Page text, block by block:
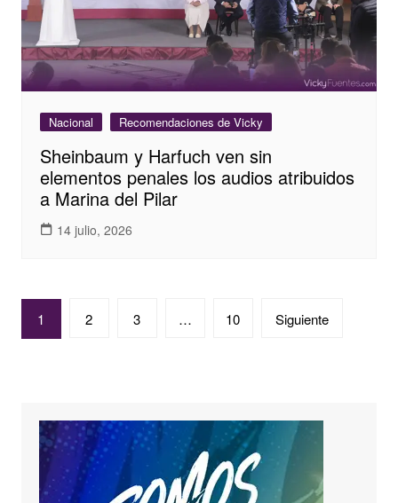
Nacional Recomendaciones de Vicky
Sheinbaum y Harfuch ven sin
elementos penales los audios atribuidos
a Marina del Pilar
14 julio, 2026
Paginación
de
1 2 3 … 10 Siguiente